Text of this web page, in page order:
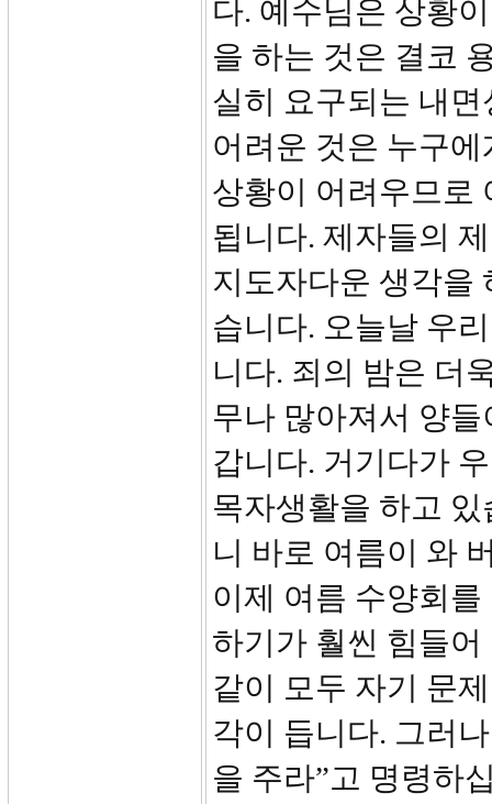
다. 예수님은 상황
을 하는 것은 결코
실히 요구되는 내
어려운 것은 누구
상황이 어려우므로
됩니다. 제자들의
지도자다운 생각을
습니다. 오늘날 우
니다. 죄의 밤은 더
무나 많아져서 양
갑니다. 거기다가
목자생활을 하고
니 바로 여름이 와
이제 여름 수양회
하기가 훨씬 힘들
같이 모두 자기 문
각이 듭니다. 그러
을 주라”고 명령하